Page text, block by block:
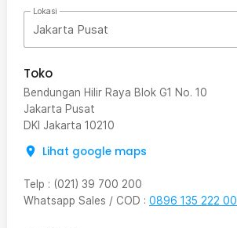
Lokasi
Jakarta Pusat
Toko
Bendungan Hilir Raya Blok G1 No. 10
Jakarta Pusat
DKI Jakarta 10210
Lihat google maps
Telp : (021) 39 700 200
Whatsapp Sales / COD : 0896 135 222 00